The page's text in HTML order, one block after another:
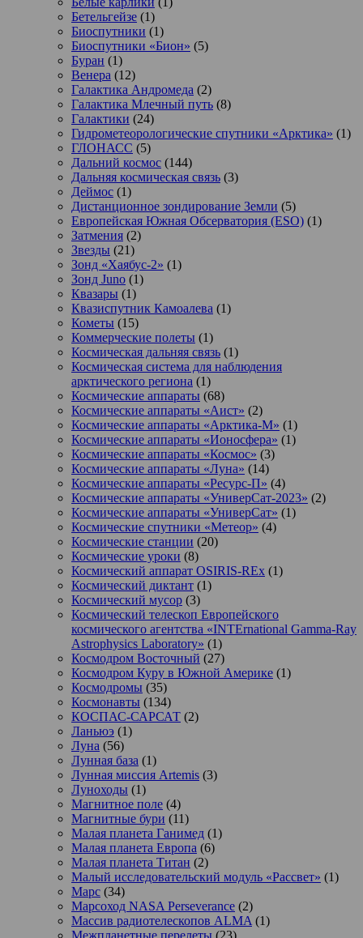
Бетельгейзе (1)
Биоспутники (1)
Биоспутники «Бион» (5)
Буран (1)
Венера (12)
Галактика Андромеда (2)
Галактика Млечный путь (8)
Галактики (24)
Гидрометеорологические спутники «Арктика» (1)
ГЛОНАСС (5)
Дальний космос (144)
Дальняя космическая связь (3)
Деймос (1)
Дистанционное зондирование Земли (5)
Европейская Южная Обсерватория (ESO) (1)
Затмения (2)
Звезды (21)
Зонд «Хаябус-2» (1)
Зонд Juno (1)
Квазары (1)
Квазиспутник Камоалева (1)
Кометы (15)
Коммерческие полеты (1)
Космическая дальняя связь (1)
Космическая система для наблюдения
арктического региона (1)
Космические аппараты (68)
Космические аппараты «Аист» (2)
Космические аппараты «Арктика-М» (1)
Космические аппараты «Ионосфера» (1)
Космические аппараты «Космос» (3)
Космические аппараты «Луна» (14)
Космические аппараты «Ресурс-П» (4)
Космические аппараты «УниверСат-2023» (2)
Космические аппараты «УниверСат» (1)
Космические спутники «Метеор» (4)
Космические станции (20)
Космические уроки (8)
Космический аппарат OSIRIS-REx (1)
Космический диктант (1)
Космический мусор (3)
Космический телескоп Европейского
космического агентства «INTErnational Gamma-Ray
Astrophysics Laboratory» (1)
Космодром Восточный (27)
Космодром Куру в Южной Америке (1)
Космодромы (35)
Космонавты (134)
КОСПАС-САРСАТ (2)
Ланьюэ (1)
Луна (56)
Лунная база (1)
Лунная миссия Artemis (3)
Луноходы (1)
Магнитное поле (4)
Магнитные бури (11)
Малая планета Ганимед (1)
Малая планета Европа (6)
Малая планета Титан (2)
Малый исследовательский модуль «Рассвет» (1)
Марс (34)
Марсоход NASA Perseverance (2)
Массив радиотелескопов ALMA (1)
Межпланетные перелеты (23)